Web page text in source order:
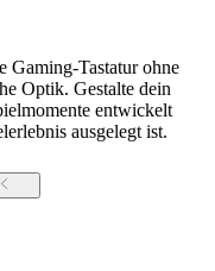
Gaming-Tastatur ohne
Optik. Gestalte dein
entwickelt
ausgelegt ist.